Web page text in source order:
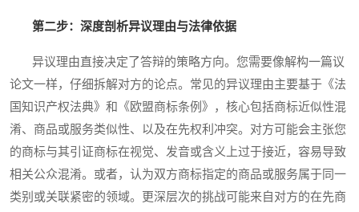
第二步：深度剖析异议理由与法律依据
异议理由直接决定了答辩的策略方向。您需要像解构一篇议
论文一样，仔细拆解对方的论点。常见的异议理由主要基于《法
国知识产权法典》和《欧盟商标条例》，核心包括商标近似性混
淆、商品或服务类似性、以及在先权利冲突。对方可能会主张您
的商标与其引证商标在视觉、发音或含义上过于接近，容易导致
相关公众混淆。或者，认为双方商标指定的商品或服务属于同一
类别或关联紧密的领域。更深层次的挑战可能来自对方的在先商